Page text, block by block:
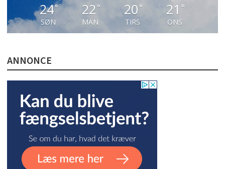
24°
SØN
22 °
MAN
20 °
TIRS
21 °
ONS
ANNONCE